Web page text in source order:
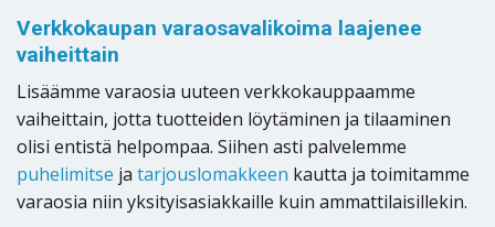
Verkkokaupan varaosavalikoima laajenee
vaiheittain
Lisäämme varaosia uuteen verkkokauppaamme
vaiheittain, jotta tuotteiden löytäminen ja tilaaminen
olisi entistä helpompaa. Siihen asti palvelemme
puhelimitse ja tarjouslomakkeen kautta ja toimitamme
varaosia niin yksityisasiakkaille kuin ammattilaisillekin.